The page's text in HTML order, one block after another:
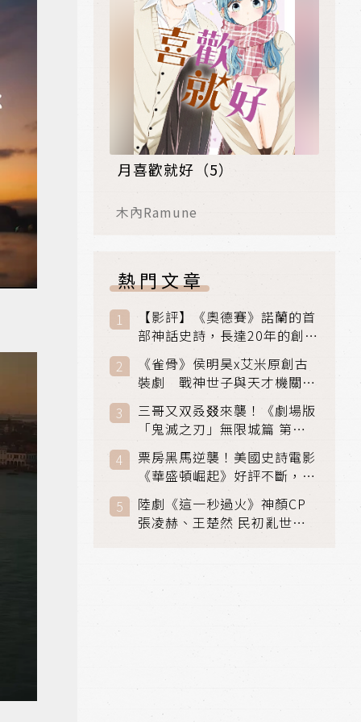
月喜歡就好（5）
木內Ramune
熱門文章
【影評】《奧德賽》諾蘭的首
部神話史詩，長達20年的創傷
與贖罪之旅
《雀骨》侯明昊x艾米原創古
裝劇 戰神世子與天才機關師
聯手攻克身世之謎
三哥又双叒叕來襲！《劇場版
「鬼滅之刃」無限城篇 第一
章》 七月首登串流平台
票房黑馬逆襲！美國史詩電影
《華盛頓崛起》好評不斷，輾
壓《玩具總動員5》、《超少
女》
陸劇《這一秒過火》神顏CP
張凌赫、王楚然 民初亂世、